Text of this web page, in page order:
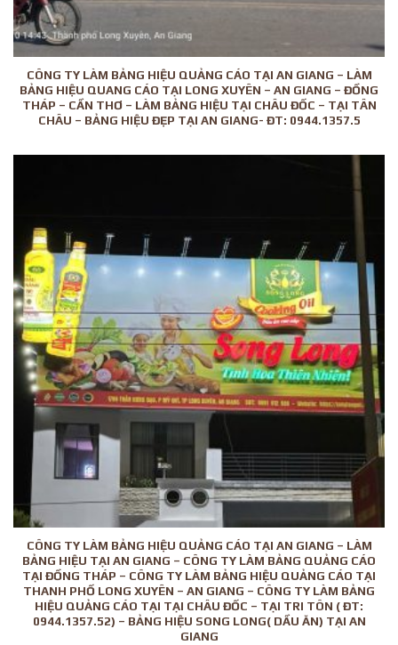
CÔNG TY LÀM BẢNG HIỆU QUẢNG CÁO TẠI AN GIANG – LÀM
BẢNG HIỆU QUANG CÁO TẠI LONG XUYÊN – AN GIANG – ĐỒNG
THÁP – CẦN THƠ – LÀM BẢNG HIỆU TẠI CHÂU ĐỐC – TẠI TÂN
CHÂU – BẢNG HIỆU ĐẸP TẠI AN GIANG- ĐT: 0944.1357.5
CÔNG TY LÀM BẢNG HIỆU QUẢNG CÁO TẠI AN GIANG – LÀM
BẢNG HIỆU TẠI AN GIANG – CÔNG TY LÀM BẢNG QUẢNG CÁO
TẠI ĐỒNG THÁP – CÔNG TY LÀM BẢNG HIỆU QUẢNG CÁO TẠI
THANH PHỐ LONG XUYÊN – AN GIANG – CÔNG TY LÀM BẢNG
HIỆU QUẢNG CÁO TẠI TẠI CHÂU ĐỐC – TẠI TRI TÔN ( ĐT:
0944.1357.52) – BẢNG HIỆU SONG LONG( DẦU ĂN) TẠI AN
GIANG